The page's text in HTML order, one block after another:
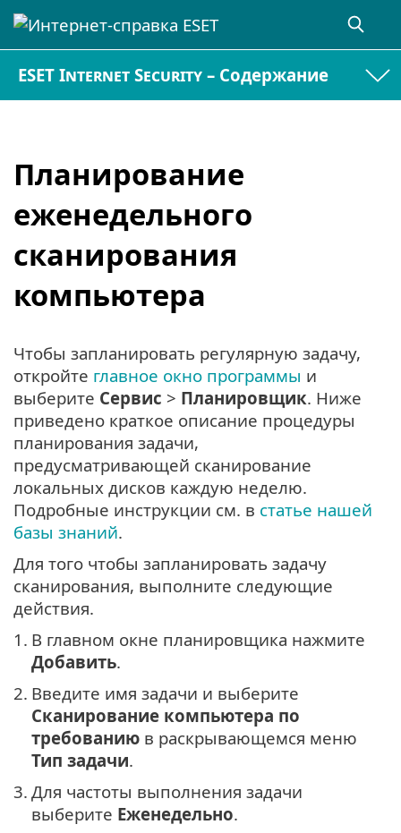
ESET Internet Security – Содержание
Планирование
еженедельного
сканирования
компьютера
Чтобы запланировать регулярную задачу,
откройте главное окно программы и
выберите Сервис > Планировщик. Ниже
приведено краткое описание процедуры
планирования задачи,
предусматривающей сканирование
локальных дисков каждую неделю.
Подробные инструкции см. в статье нашей
базы знаний.
Для того чтобы запланировать задачу
сканирования, выполните следующие
действия.
1. В главном окне планировщика нажмите
Добавить.
2. Введите имя задачи и выберите
Сканирование компьютера по
требованию в раскрывающемся меню
Тип задачи.
3. Для частоты выполнения задачи
выберите Еженедельно.